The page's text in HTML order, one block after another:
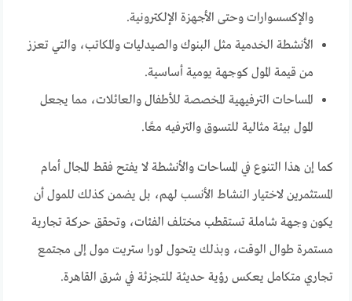
والإكسسوارات وحتى الأجهزة الإلكترونية.
الأنشطة الخدمية مثل البنوك والصيدليات والمكاتب، والتي تعزز
من قيمة المول كوجهة يومية أساسية.
المساحات الترفيهية المخصصة للأطفال والعائلات، مما يجعل
المول بيئة مثالية للتسوق والترفيه معًا.
كما إن هذا التنوع في المساحات والأنشطة لا يفتح فقط المجال أمام
المستثمرين لاختيار النشاط الأنسب لهم، بل يضمن كذلك للمول أن
يكون وجهة شاملة تستقطب مختلف الفئات، وتحقق حركة تجارية
مستمرة طوال الوقت، وبذلك يتحول لورا ستريت مول إلى مجتمع
تجاري متكامل يعكس رؤية حديثة للتجزئة في شرق القاهرة.